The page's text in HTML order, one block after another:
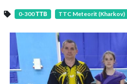
0-300 ТТВ TTC Meteorit (Kharkov)